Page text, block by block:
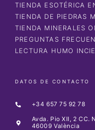
TIENDA ESOTÉRICA
TIENDA DE PIEDRAS
TIENDA MINERALES
PREGUNTAS
LECTURA HUMO
DATOS DE CONTACTO
+34 657 75 92 78
Avda. Pio XII, 2 CC.
46009 València